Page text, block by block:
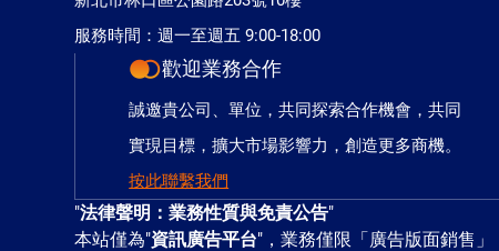
服務時間：週一至週五 9:00-18:00
歡迎業務合作
誠邀貴公司、單位，共同探索合作機會，共同
實現目標，擴大市場影響力，創造更多商機。
按此聯繫我們
"法律聲明：業務性質與免責公告"
本站僅為"資訊廣告平台"，業務僅限「廣告版面銷售」